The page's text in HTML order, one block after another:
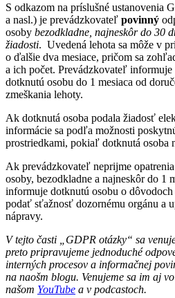
S odkazom na príslušné ustanovenia
a nasl.) je prevádzkovateľ povinný
osoby bezodkladne, najneskôr do 30
žiadosti. Uvedená lehota sa môže v
o ďalšie dva mesiace, pričom sa
a ich počet. Prevádzkovateľ
dotknutú osobu do 1 mesiaca od
zmeškania lehoty.
Ak dotknutá osoba podala žiadosť
informácie sa podľa možnosti
prostriedkami, pokiaľ dotknutá osoba
Ak prevádzkovateľ neprijme
osoby, bezodkladne a najneskôr do 1
informuje dotknutú osobu o
podať sťažnosť dozornému orgánu a
nápravy.
V tejto časti „GDPR otázky“ sa
preto pripravujeme jednoduché
interných procesov a informačnej
na naošm blogu. Venujeme sa im aj
našom YouTube a v podcastoch.